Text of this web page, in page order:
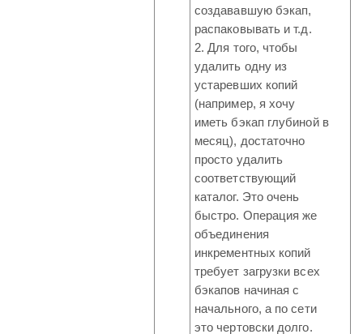
создававшую бэкап,
распаковывать и т.д.
2. Для того, чтобы
удалить одну из
устаревших копий
(например, я хочу
иметь бэкап глубиной в
месяц), достаточно
просто удалить
соответствующий
каталог. Это очень
быстро. Операция же
объединения
инкрементных копий
требует загрузки всех
бэкапов начиная с
начального, а по сети
это чертовски долго.